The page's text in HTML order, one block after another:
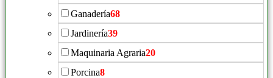
Ganadería68
Jardinería39
Maquinaria Agraria20
Porcina8